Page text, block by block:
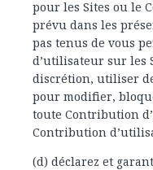
pour les Sites ou le
prévu dans les
pas tenus de vous
d’utilisateur sur les
discrétion, utiliser
pour modifier,
toute Contribution
Contribution
(d) déclarez et